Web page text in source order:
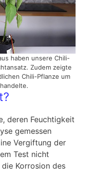
haben unsere Chili-
Zudem zeigte
Chili-Pflanze um
deren Feuchtigkeit
gemessen
Vergiftung der
Test nicht
Korrosion des